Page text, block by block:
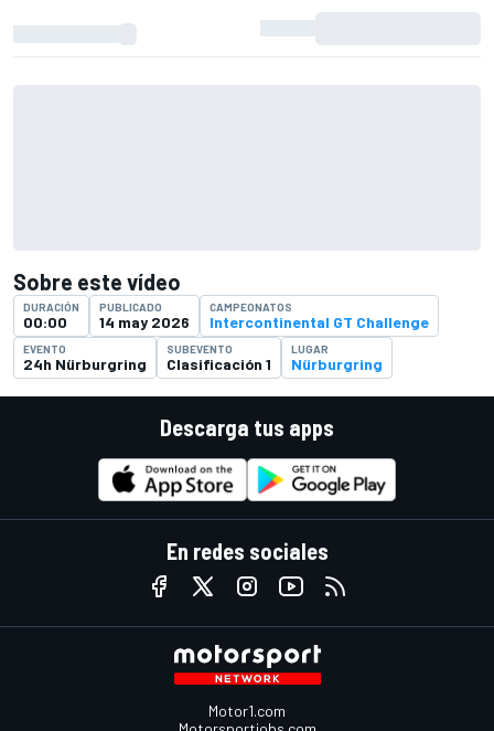
Sobre este vídeo
DURACIÓN
00:00
PUBLICADO
14 may 2026
CAMPEONATOS
Intercontinental GT Challenge
EVENTO
24h Nürburgring
SUBEVENTO
Clasificación 1
LUGAR
Nürburgring
Descarga tus apps
En redes sociales
Motor1.com